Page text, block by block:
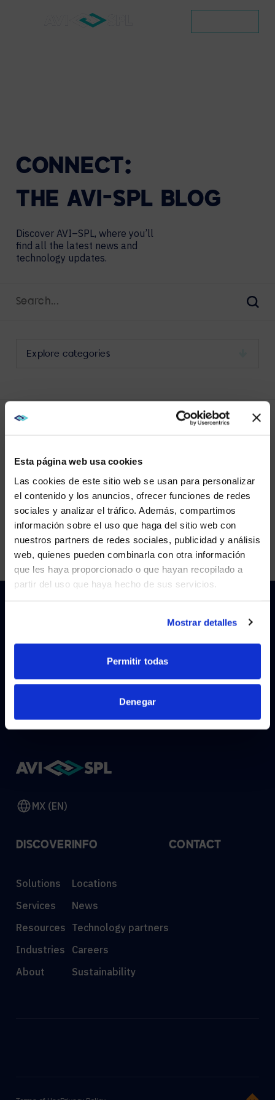
Esta página web usa cookies
Las cookies de este sitio web se usan para personalizar
el contenido y los anuncios, ofrecer funciones de redes
sociales y analizar el tráfico. Además, compartimos
información sobre el uso que haga del sitio web con
nuestros partners de redes sociales, publicidad y análisis
web, quienes pueden combinarla con otra información
que les haya proporcionado o que hayan recopilado a
partir del uso que haya hecho de sus servicios.
Mostrar detalles
Permitir todas
Denegar
CONNECT:
THE AVI-SPL BLOG
Discover AVI–SPL, where you’ll
find all the latest news and
technology updates.
category
view
No results found.
CONTACT US HELP DESK
MX (EN)
DISCOVER
Solutions
Services
Resources
Industries
About
INFO
Locations
News
Technology partners
Careers
Sustainability
CONTACT
WE NOTICED YOU'RE IN USA.
instead?
YES, TAKE ME THERE
NO, STAY ON THIS SITE